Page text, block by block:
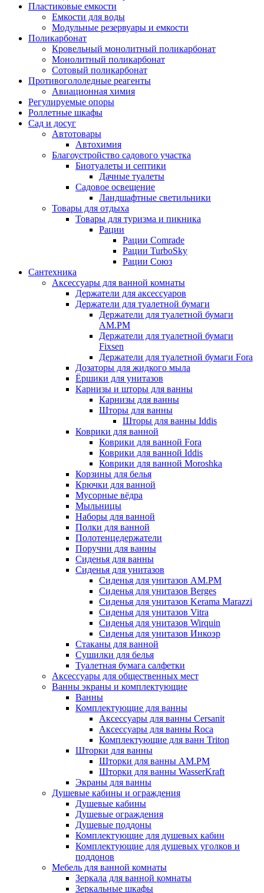
Пластиковые емкости
Емкости для воды
Модульные резервуары и емкости
Поликарбонат
Кровельный монолитный поликарбонат
Монолитный поликарбонат
Сотовый поликарбонат
Противогололедные реагенты
Авиационная химия
Регулируемые опоры
Роллетные шкафы
Сад и досуг
Автотовары
Автохимия
Благоустройство садового участка
Биотуалеты и септики
Дачные туалеты
Садовое освещение
Ландшафтные светильники
Товары для отдыха
Товары для туризма и пикника
Рации
Рации Comrade
Рации TurboSky
Рации Союз
Сантехника
Аксессуары для ванной комнаты
Держатели для аксессуаров
Держатели для туалетной бумаги
Держатели для туалетной бумаги
AM.PM
Держатели для туалетной бумаги
Fixsen
Держатели для туалетной бумаги Fora
Дозаторы для жидкого мыла
Ёршики для унитазов
Карнизы и шторы для ванны
Карнизы для ванны
Шторы для ванны
Шторы для ванны Iddis
Коврики для ванной
Коврики для ванной Fora
Коврики для ванной Iddis
Коврики для ванной Moroshka
Корзины для белья
Крючки для ванной
Мусорные вёдра
Мыльницы
Наборы для ванной
Полки для ванной
Полотенцедержатели
Поручни для ванны
Сиденья для ванны
Сиденья для унитазов
Сиденья для унитазов AM.PM
Сиденья для унитазов Berges
Сиденья для унитазов Kerama Marazzi
Сиденья для унитазов Vitra
Сиденья для унитазов Wirquin
Сиденья для унитазов Инкоэр
Стаканы для ванной
Сушилки для белья
Туалетная бумага салфетки
Аксессуары для общественных мест
Ванны экраны и комплектующие
Ванны
Комплектующие для ванны
Аксессуары для ванны Cersanit
Аксессуары для ванны Roca
Комплектующие для ванн Triton
Шторки для ванны
Шторки для ванны AM.PM
Шторки для ванны WasserKraft
Экраны для ванны
Душевые кабины и ограждения
Душевые кабины
Душевые ограждения
Душевые поддоны
Комплектующие для душевых кабин
Комплектующие для душевых уголков и
поддонов
Мебель для ванной комнаты
Зеркала для ванной комнаты
Зеркальные шкафы